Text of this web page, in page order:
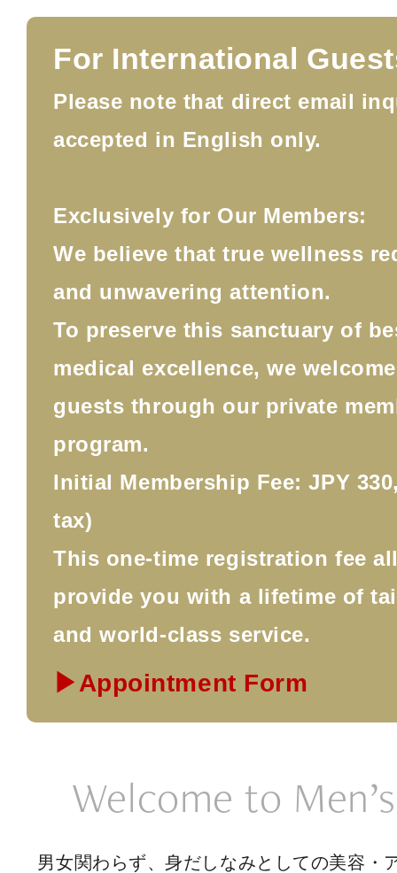
For International
Please note that direct email
accepted in English only.
Exclusively for Our Members:
We believe that true wellness
and unwavering attention.
To preserve this sanctuary of
medical excellence, we
guests through our private
program.
Initial Membership Fee: JPY
tax)
This one-time registration fee
provide you with a lifetime of
and world-class service.
▶Appointment Form
Welcome to
男女関わらず、身だしなみとしての美容・